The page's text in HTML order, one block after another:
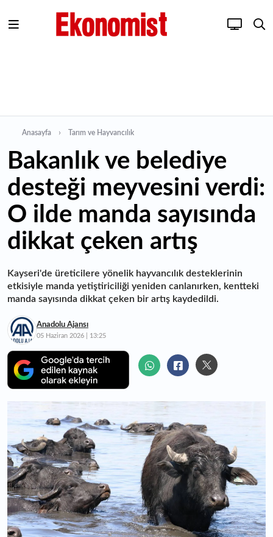
Anasayfa Tarım ve Hayvancılık
Bakanlık ve belediye
desteği meyvesini verdi:
O ilde manda sayısında
dikkat çeken artış
Kayseri'de üreticilere yönelik hayvancılık desteklerinin
etkisiyle manda yetiştiriciliği yeniden canlanırken, kentteki
manda sayısında dikkat çeken bir artış kaydedildi.
Anadolu Ajansı
05 Haziran 2026 | 13:25